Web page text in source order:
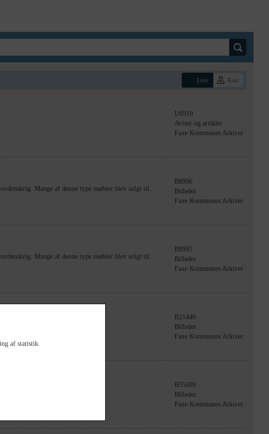
Liste Kort
U6919
Aviser og artikler
Faxe Kommunes Arkiver
Mange af denne type møbler blev solgt til
B8996
Billeder
Faxe Kommunes Arkiver
Mange af denne type møbler blev solgt til
B8995
Billeder
Faxe Kommunes Arkiver
B21440
Billeder
Faxe Kommunes Arkiver
B55609
Billeder
Faxe Kommunes Arkiver
af statistik.